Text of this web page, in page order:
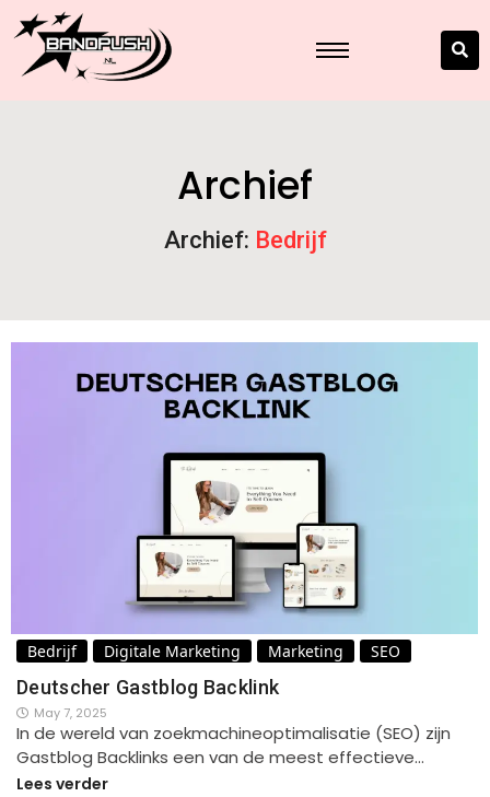
Archief
Archief: Bedrijf
Bedrijf Digitale Marketing Marketing SEO
Deutscher Gastblog Backlink
May 7, 2025
In de wereld van zoekmachineoptimalisatie (SEO) zijn
Gastblog Backlinks een van de meest effectieve…
Lees verder